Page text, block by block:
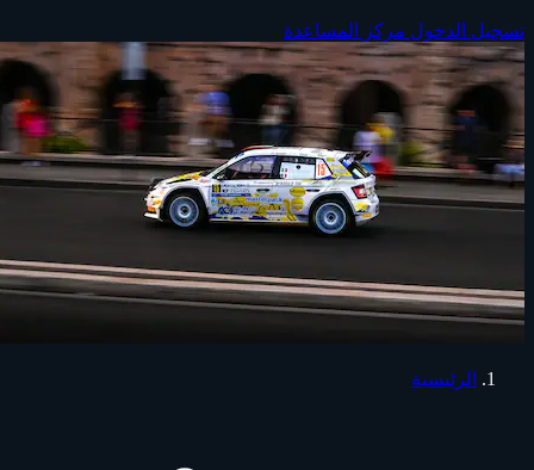
تسجيل الدخول مركز المساعدة
الرئيسية